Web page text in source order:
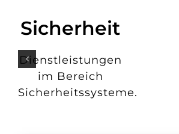
Sicherheit
Dienstleistungen
im Bereich
Sicherheitssysteme.